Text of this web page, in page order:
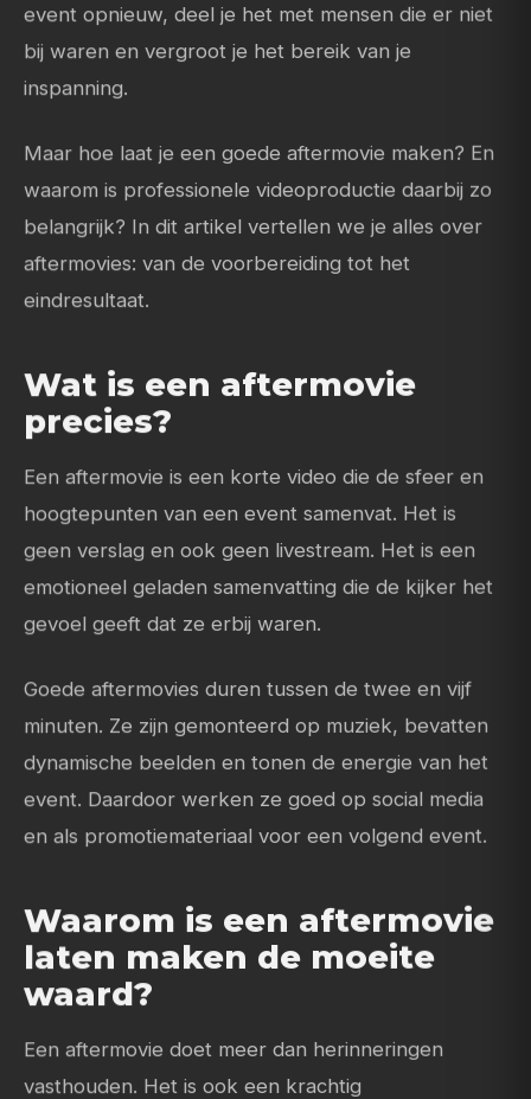
event opnieuw, deel je het met mensen die er niet
bij waren en vergroot je het bereik van je
inspanning.
Maar hoe laat je een goede aftermovie maken? En
waarom is professionele videoproductie daarbij zo
belangrijk? In dit artikel vertellen we je alles over
aftermovies: van de voorbereiding tot het
eindresultaat.
Wat is een aftermovie
precies?
Een aftermovie is een korte video die de sfeer en
hoogtepunten van een event samenvat. Het is
geen verslag en ook geen livestream. Het is een
emotioneel geladen samenvatting die de kijker het
gevoel geeft dat ze erbij waren.
Goede aftermovies duren tussen de twee en vijf
minuten. Ze zijn gemonteerd op muziek, bevatten
dynamische beelden en tonen de energie van het
event. Daardoor werken ze goed op social media
en als promotiemateriaal voor een volgend event.
Waarom is een aftermovie
laten maken de moeite
waard?
Een aftermovie doet meer dan herinneringen
vasthouden. Het is ook een krachtig